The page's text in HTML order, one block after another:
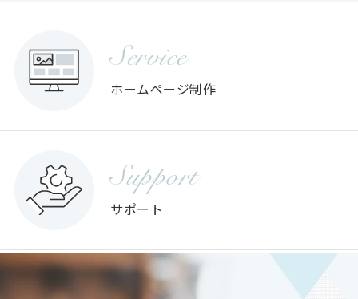
Service
ホームページ制作
Support
サポート